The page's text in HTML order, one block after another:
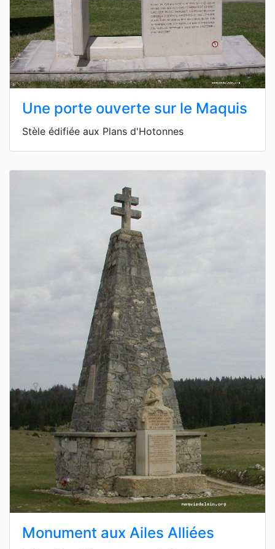
Une porte ouverte sur le Maquis
Stèle édifiée aux Plans d'Hotonnes
Monument aux Ailes Alliées